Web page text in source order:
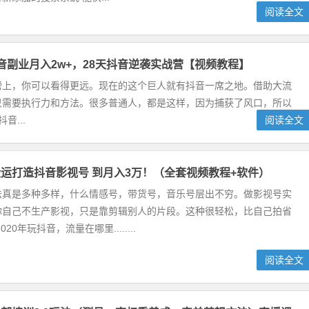
阅读全文
副业月入2w+，28天抖音逆袭实战营【视频教程】
，你可以看得更远。现在的这个巨人就有抖音一席之地。借助大流
要执行力和方法。很多普通人，都是这样，因为捕获了风口，所以
音...
阅读全文
打造抖音影视号 到月入3万！（全套视频教程+软件）
是多种多样，什么情感号，带货号，音乐号层出不穷。做影视号实
己不生产影视，只是靠剪辑别人的片段。这种很轻松，比自己拍省
年玩抖音，流量在哪里........
阅读全文